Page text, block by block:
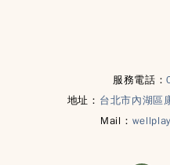
服務電話：
地址： 台北市內湖區
Mail：